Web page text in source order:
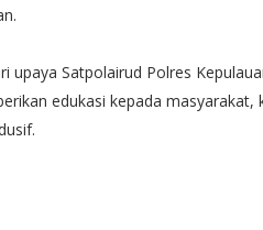
upaya Satpolairud Polres
edukasi kepada